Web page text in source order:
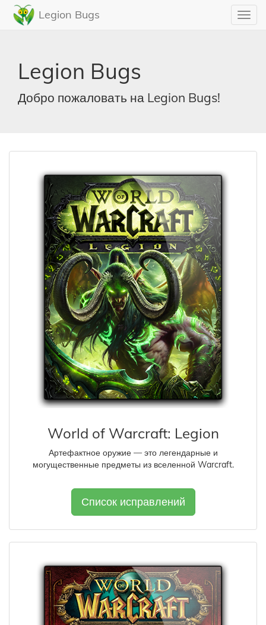
Legion Bugs
Legion Bugs
Добро пожаловать на Legion Bugs!
World of Warcraft: Legion
Артефактное оружие — это легендарные и
могущественные предметы из вселенной Warcraft.
Список исправлений